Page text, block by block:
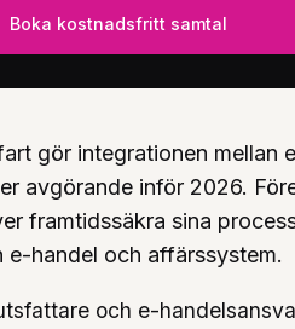
gör integrationen mellan
avgörande inför 2026.
framtidssäkra sina
e-handel och affärssystem.
och e-
Boka kostnadsfritt samtal